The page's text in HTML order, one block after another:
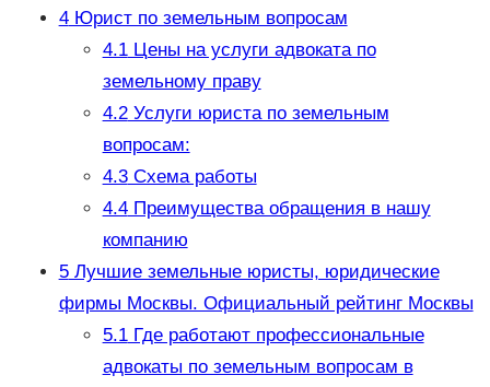
4Юрист по земельным вопросам
4.1Цены на услуги адвоката по
земельному праву
4.2Услуги юриста по земельным
вопросам:
4.3Схема работы
4.4Преимущества обращения в нашу
компанию
5Лучшие земельные юристы, юридические
фирмы Москвы. Официальный рейтинг Москвы
5.1Где работают профессиональные
адвокаты по земельным вопросам в